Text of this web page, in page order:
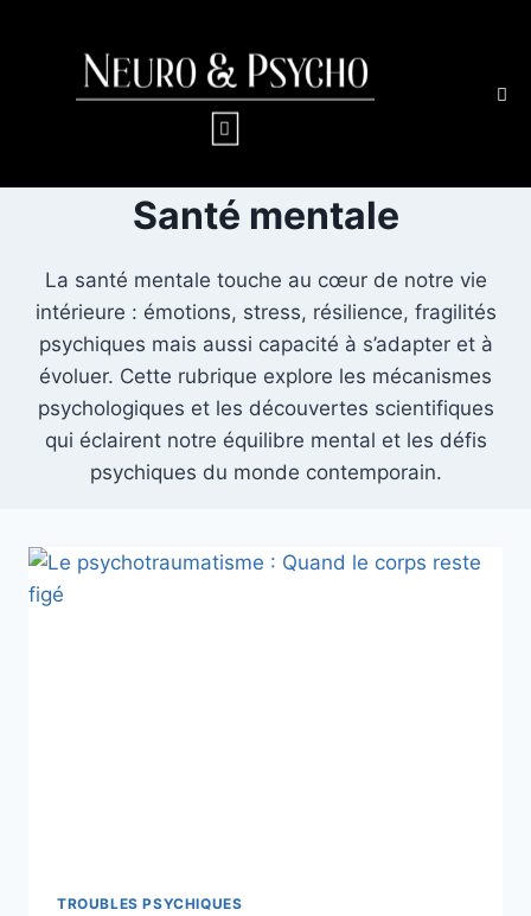
Santé mentale
La santé mentale touche au cœur de notre vie
intérieure : émotions, stress, résilience, fragilités
psychiques mais aussi capacité à s’adapter et à
évoluer. Cette rubrique explore les mécanismes
psychologiques et les découvertes scientifiques
qui éclairent notre équilibre mental et les défis
psychiques du monde contemporain.
TROUBLES PSYCHIQUES